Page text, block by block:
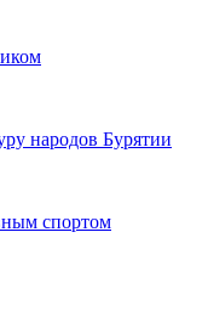
народов Бурятии
спортом